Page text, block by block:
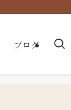
ブログ